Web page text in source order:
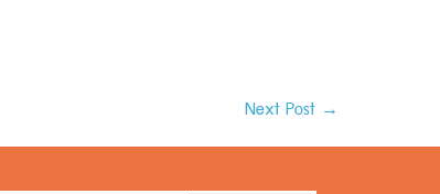
Next Post →